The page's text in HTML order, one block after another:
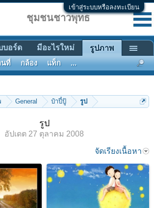
เข้าสู่ระบบหรือลงทะเบียน
General ป๋าปี๋ปู้ รูป
รูป
อัปเดต 27 ตุลาคม 2008
จัดเรียงเนื้อหา
ชุมชนชาวพุทธ
บอร์ด มีอะไรใหม่ รูปภาพ
นที่ กล้อง แท็ก ...